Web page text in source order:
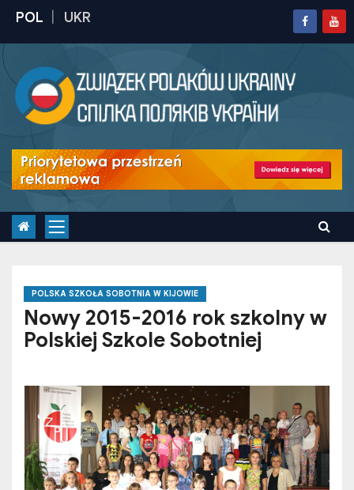
t
POLSKA SZKOŁA SOBOTNIA W KIJOWIE
Nowy 2015-2016 rok szkolny w
Polskiej Szkole Sobotniej